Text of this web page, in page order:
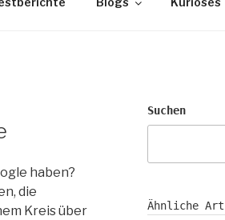
haben?
die
Kreis über
Suchen
Ähnliche